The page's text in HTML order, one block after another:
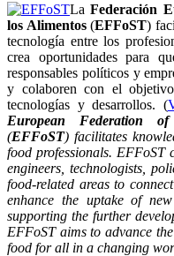
LaFederación
los Alimentos(EFFoST)
tecnología entre los
crea oportunidades para
responsables políticos y
y colaboren con el
tecnologías y desarrollos. (
European Federation
(EFFoST) facilitates
food professionals. EFFoST
engineers, technologists,
food-related areas to
enhance the uptake of
supporting the further
EFFoST aims to advance
food for all in a changing